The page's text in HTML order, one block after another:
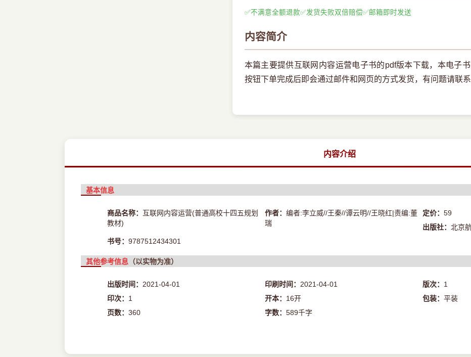
✅不满意全额退款✅发货失败双倍赔偿✅邮箱即时发送
内容简介
本篇主要提供互联网内容运营电子书的pdf版本下载，本电子
按钮下单完成后即会通过邮件和网页的方式发货，有问题请联
内容介绍
基本信息
商品名称： 互联网内容运营(普通高校十四五规划
教材)
作者： 编者:李立威//王秦//谭云明//王晓红|责编:董
瑞
定价： 59
出版社： 北京
书号： 9787512434301
其他参考信息（以实物为准）
出版时间： 2021-04-01 印刷时间： 2021-04-01 版次： 1
印次： 1 开本： 16开 包装： 平装
页数： 360 字数： 589千字